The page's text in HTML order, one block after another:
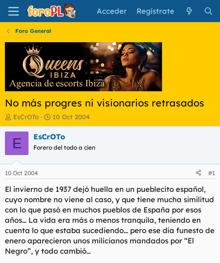
Acceder Regístrate
Foro General
No más progres ni visionarios retrasados
I
n
i
c
a
d
o
r
e
l
t
e
m
a
EsCrOTo
F
e
c
a
i
n
c
i
o
10 Oct 2004
E EsCrOTo
Forero del todo a cien
10 Oct 2004 #1
El invierno de 1937 dejó huella en un pueblecito español,
cuyo nombre no viene al caso, y que tiene mucha similitud
con lo que pasó en muchos pueblos de España por esos
años… La vida era más o menos tranquila, teniendo en
cuenta lo que estaba sucediendo… pero ese día funesto de
enero aparecieron unos milicianos mandados por “El
Negro”, y todo cambió…